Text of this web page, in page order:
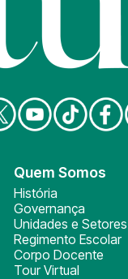
Quem Somos
História
Governança
Unidades e Setores
Regimento Escolar
Corpo Docente
Tour Virtual